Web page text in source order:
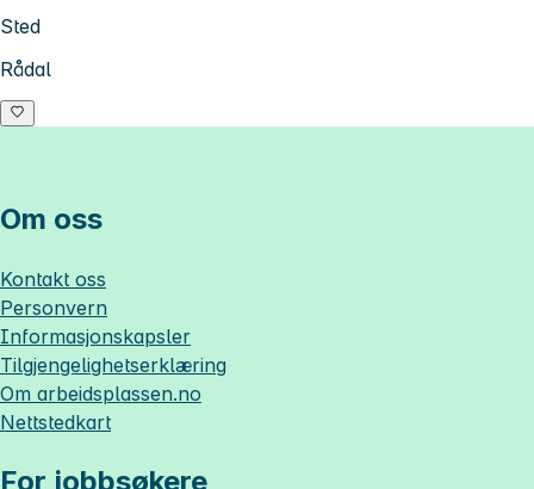
Sted
Rådal
Om oss
Kontakt oss
Personvern
Informasjonskapsler
Tilgjengelighetserklæring
Om arbeidsplassen.no
Nettstedkart
For jobbsøkere